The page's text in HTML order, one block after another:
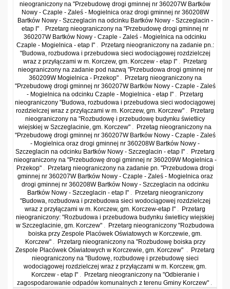
nieograniczony na "Przebudowę drogi gminnej nr 360207W Bartków
Nowy - Czaple - Zaleś - Mogielnica oraz drogi gminnej nr 360208W
Bartków Nowy - Szczeglacin na odcinku Bartków Nowy - Szczeglacin -
etap I" . Przetarg nieograniczony na "Przebudowę drogi gminnej nr
360207W Bartków Nowy - Czaple - Zaleś - Mogielnica na odcinku
Czaple - Mogielnica - etap I". Przetarg nieograniczony na zadanie pn.:
"Budowa, rozbudowa i przebudowa sieci wodociągowej rozdzielczej
wraz z przyłączami w m. Korczew, gm. Korczew - etap I" . Przetarg
nieograniczony na zadanie pod nazwą "Przebudowa drogi gminnej nr
360209W Mogielnica - Przekop". Przetarg nieograniczony na
"Przebudowę drogi gminnej nr 360207W Bartków Nowy - Czaple - Zaleś
- Mogielnica na odcinku Czaple - Mogielnica - etap I" . Przetarg
nieograniczony "Budowa, rozbudowa i przebudowa sieci wodociągowej
rozdzielczej wraz z przyłączami w m. Korczew, gm. Korczew" . Przetarg
nieograniczony na "Rozbudowę i przebudowę budynku świetlicy
wiejskiej w Szczeglacinie, gm. Korczew" . Przetag nieograniczony na
"Przebudowę drogi gminnej nr 360207W Bartków Nowy - Czaple - Zaleś
- Mogielnica oraz drogi gminnej nr 360208W Bartków Nowy -
Szczeglacin na odcinku Bartków Nowy - Szczeglacin - etap I" . Przetarg
nieograniczony na "Przebudowę drogi gminnej nr 360209W Mogielnica -
Przekop". Przetarg nieograniczony na zadanie pn. "Przebudowa drogi
gminnej nr 360207W Bartków Nowy - Czaple - Zaleś - Mogielnica oraz
drogi gminnej nr 360208W Bartków Nowy - Szczeglacin na odcinku
Bartków Nowy - Szczeglacin - etap I". Przetarg nieograniczony
"Budowa, rozbudowa i przebudowa sieci wodociągowej rozdzielczej
wraz z przyłączami w m. Korczew, gm. Korczew-etap I" . Przetarg
nieograniczony: "Rozbudowa i przebudowa budynku świetlicy wiejskiej
w Szczeglacinie, gm. Korczew" . Przetarg nieograniczony "Rozbudowa
boiska przy Zespole Placówek Oświatowych w Korczewie, gm.
Korczew". Przetarg nieograniczony na "Rozbudowę boiska przy
Zespole Placówek Oświatowych w Korczewie, gm. Korczew" . Przetarg
nieograniczony na "Budowę, rozbudowę i przebudowę sieci
wodociągowej rozdzielczej wraz z przyłączami w m. Korczew, gm.
Korczew - etap I". Przetarg nieograniczony na "Odbieranie i
zagospodarowanie odpadów komunalnych z terenu Gminy Korczew".